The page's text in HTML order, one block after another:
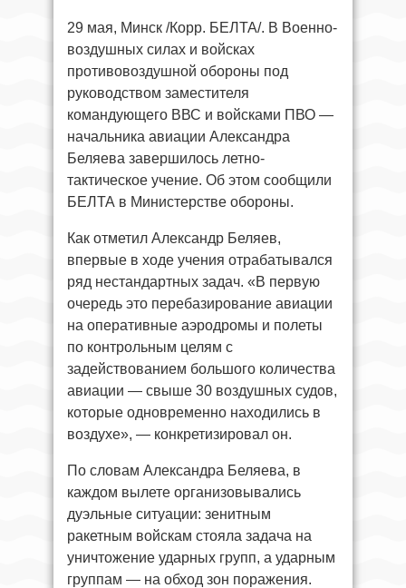
29 мая, Минск /Корр. БЕЛТА/. В Военно-
воздушных силах и войсках
противовоздушной обороны под
руководством заместителя
командующего ВВС и войсками ПВО —
начальника авиации Александра
Беляева завершилось летно-
тактическое учение. Об этом сообщили
БЕЛТА в Министерстве обороны.
Как отметил Александр Беляев,
впервые в ходе учения отрабатывался
ряд нестандартных задач. «В первую
очередь это перебазирование авиации
на оперативные аэродромы и полеты
по контрольным целям с
задействованием большого количества
авиации — свыше 30 воздушных судов,
которые одновременно находились в
воздухе», — конкретизировал он.
По словам Александра Беляева, в
каждом вылете организовывались
дуэльные ситуации: зенитным
ракетным войскам стояла задача на
уничтожение ударных групп, а ударным
группам — на обход зон поражения.